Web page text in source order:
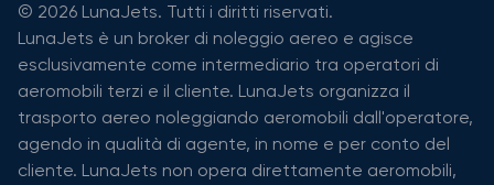
© 2026 LunaJets. Tutti i diritti riservati.
LunaJets è un broker di noleggio aereo e agisce
esclusivamente come intermediario tra operatori di
aeromobili terzi e il cliente. LunaJets organizza il
trasporto aereo noleggiando aeromobili dall'operatore,
agendo in qualità di agente, in nome e per conto del
cliente. LunaJets non opera direttamente aeromobili,